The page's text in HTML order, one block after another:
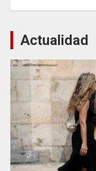
Actualidad